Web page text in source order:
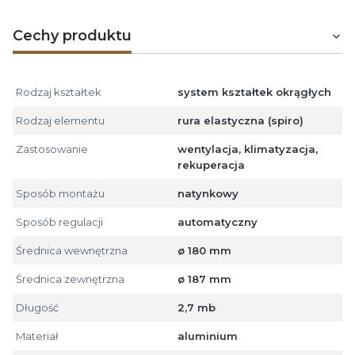
Cechy produktu
Rodzaj kształtek system kształtek okrągłych
Rodzaj elementu rura elastyczna (spiro)
Zastosowanie
wentylacja, klimatyzacja,
rekuperacja
Sposób montażu natynkowy
Sposób regulacji automatyczny
Średnica wewnętrzna ø 180 mm
Średnica zewnętrzna ø 187 mm
Długość 2,7 mb
Materiał aluminium